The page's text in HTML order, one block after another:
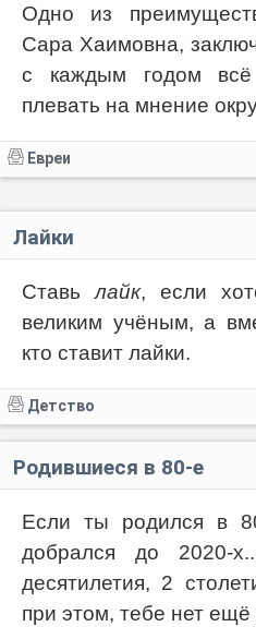
Одно из
Сара Хаимовна,
с каждым годом
плевать на мнение
Евреи
Лайки
Ставьлайк, если
великим учёным, а
кто ставит лайки.
Детство
Родившиеся в 80-е
Если ты родился в
добрался до 2020-
десятилетия, 2
при этом, тебе нет